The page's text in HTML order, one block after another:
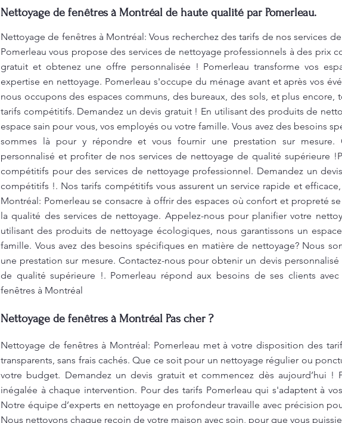
Nettoyage de fenêtres à Montréal de haute qualité par Pomerleau.
Nettoyage de fenêtres à Montréal: Vous recherchez des tarifs de nos services
Pomerleau vous propose des services de nettoyage professionnels à des prix
gratuit et obtenez une offre personnalisée ! Pomerleau transforme vos
expertise en nettoyage. Pomerleau s'occupe du ménage avant et après vos
nous occupons des espaces communs, des bureaux, des sols, et plus
tarifs compétitifs. Demandez un devis gratuit ! En utilisant des produits de
espace sain pour vous, vos employés ou votre famille. Vous avez des besoins
sommes là pour y répondre et vous fournir une prestation sur mesure.
personnalisé et profiter de nos services de nettoyage de qualité supérieure
compétitifs pour des services de nettoyage professionnel. Demandez un
compétitifs !. Nos tarifs compétitifs vous assurent un service rapide et
Montréal: Pomerleau se consacre à offrir des espaces où confort et propreté
la qualité des services de nettoyage. Appelez-nous pour planifier votre
utilisant des produits de nettoyage écologiques, nous garantissons un
famille. Vous avez des besoins spécifiques en matière de nettoyage? Nous
une prestation sur mesure. Contactez-nous pour obtenir un devis
de qualité supérieure !. Pomerleau répond aux besoins de ses clients
fenêtres à Montréal
Nettoyage de fenêtres à Montréal Pas cher ?
Nettoyage de fenêtres à Montréal: Pomerleau met à votre disposition des
transparents, sans frais cachés. Que ce soit pour un nettoyage régulier ou
votre budget. Demandez un devis gratuit et commencez dès aujourd’hui !
inégalée à chaque intervention. Pour des tarifs Pomerleau qui s'adaptent à
Notre équipe d’experts en nettoyage en profondeur travaille avec précision
Nous nettoyons chaque recoin de votre maison avec soin, pour que vous